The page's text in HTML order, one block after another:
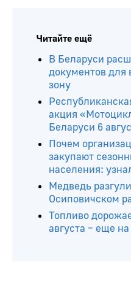
Читайте ещё
В Беларуси
документов для
зону
акция
Беларуси 6
Почем
закупают
населения:
Медведь
Осиповичском
Топливо
августа – еще